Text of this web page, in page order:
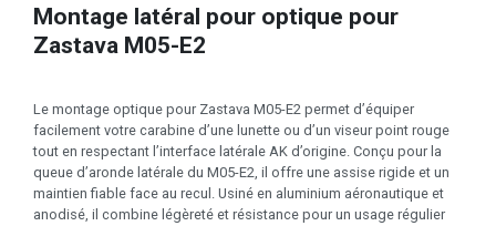
Montage latéral pour optique pour
Zastava M05-E2
Le montage optique pour Zastava M05-E2 permet d’équiper
facilement votre carabine d’une lunette ou d’un viseur point rouge
tout en respectant l’interface latérale AK d’origine. Conçu pour la
queue d’aronde latérale du M05-E2, il offre une assise rigide et un
maintien fiable face au recul. Usiné en aluminium aéronautique et
anodisé, il combine légèreté et résistance pour un usage régulier